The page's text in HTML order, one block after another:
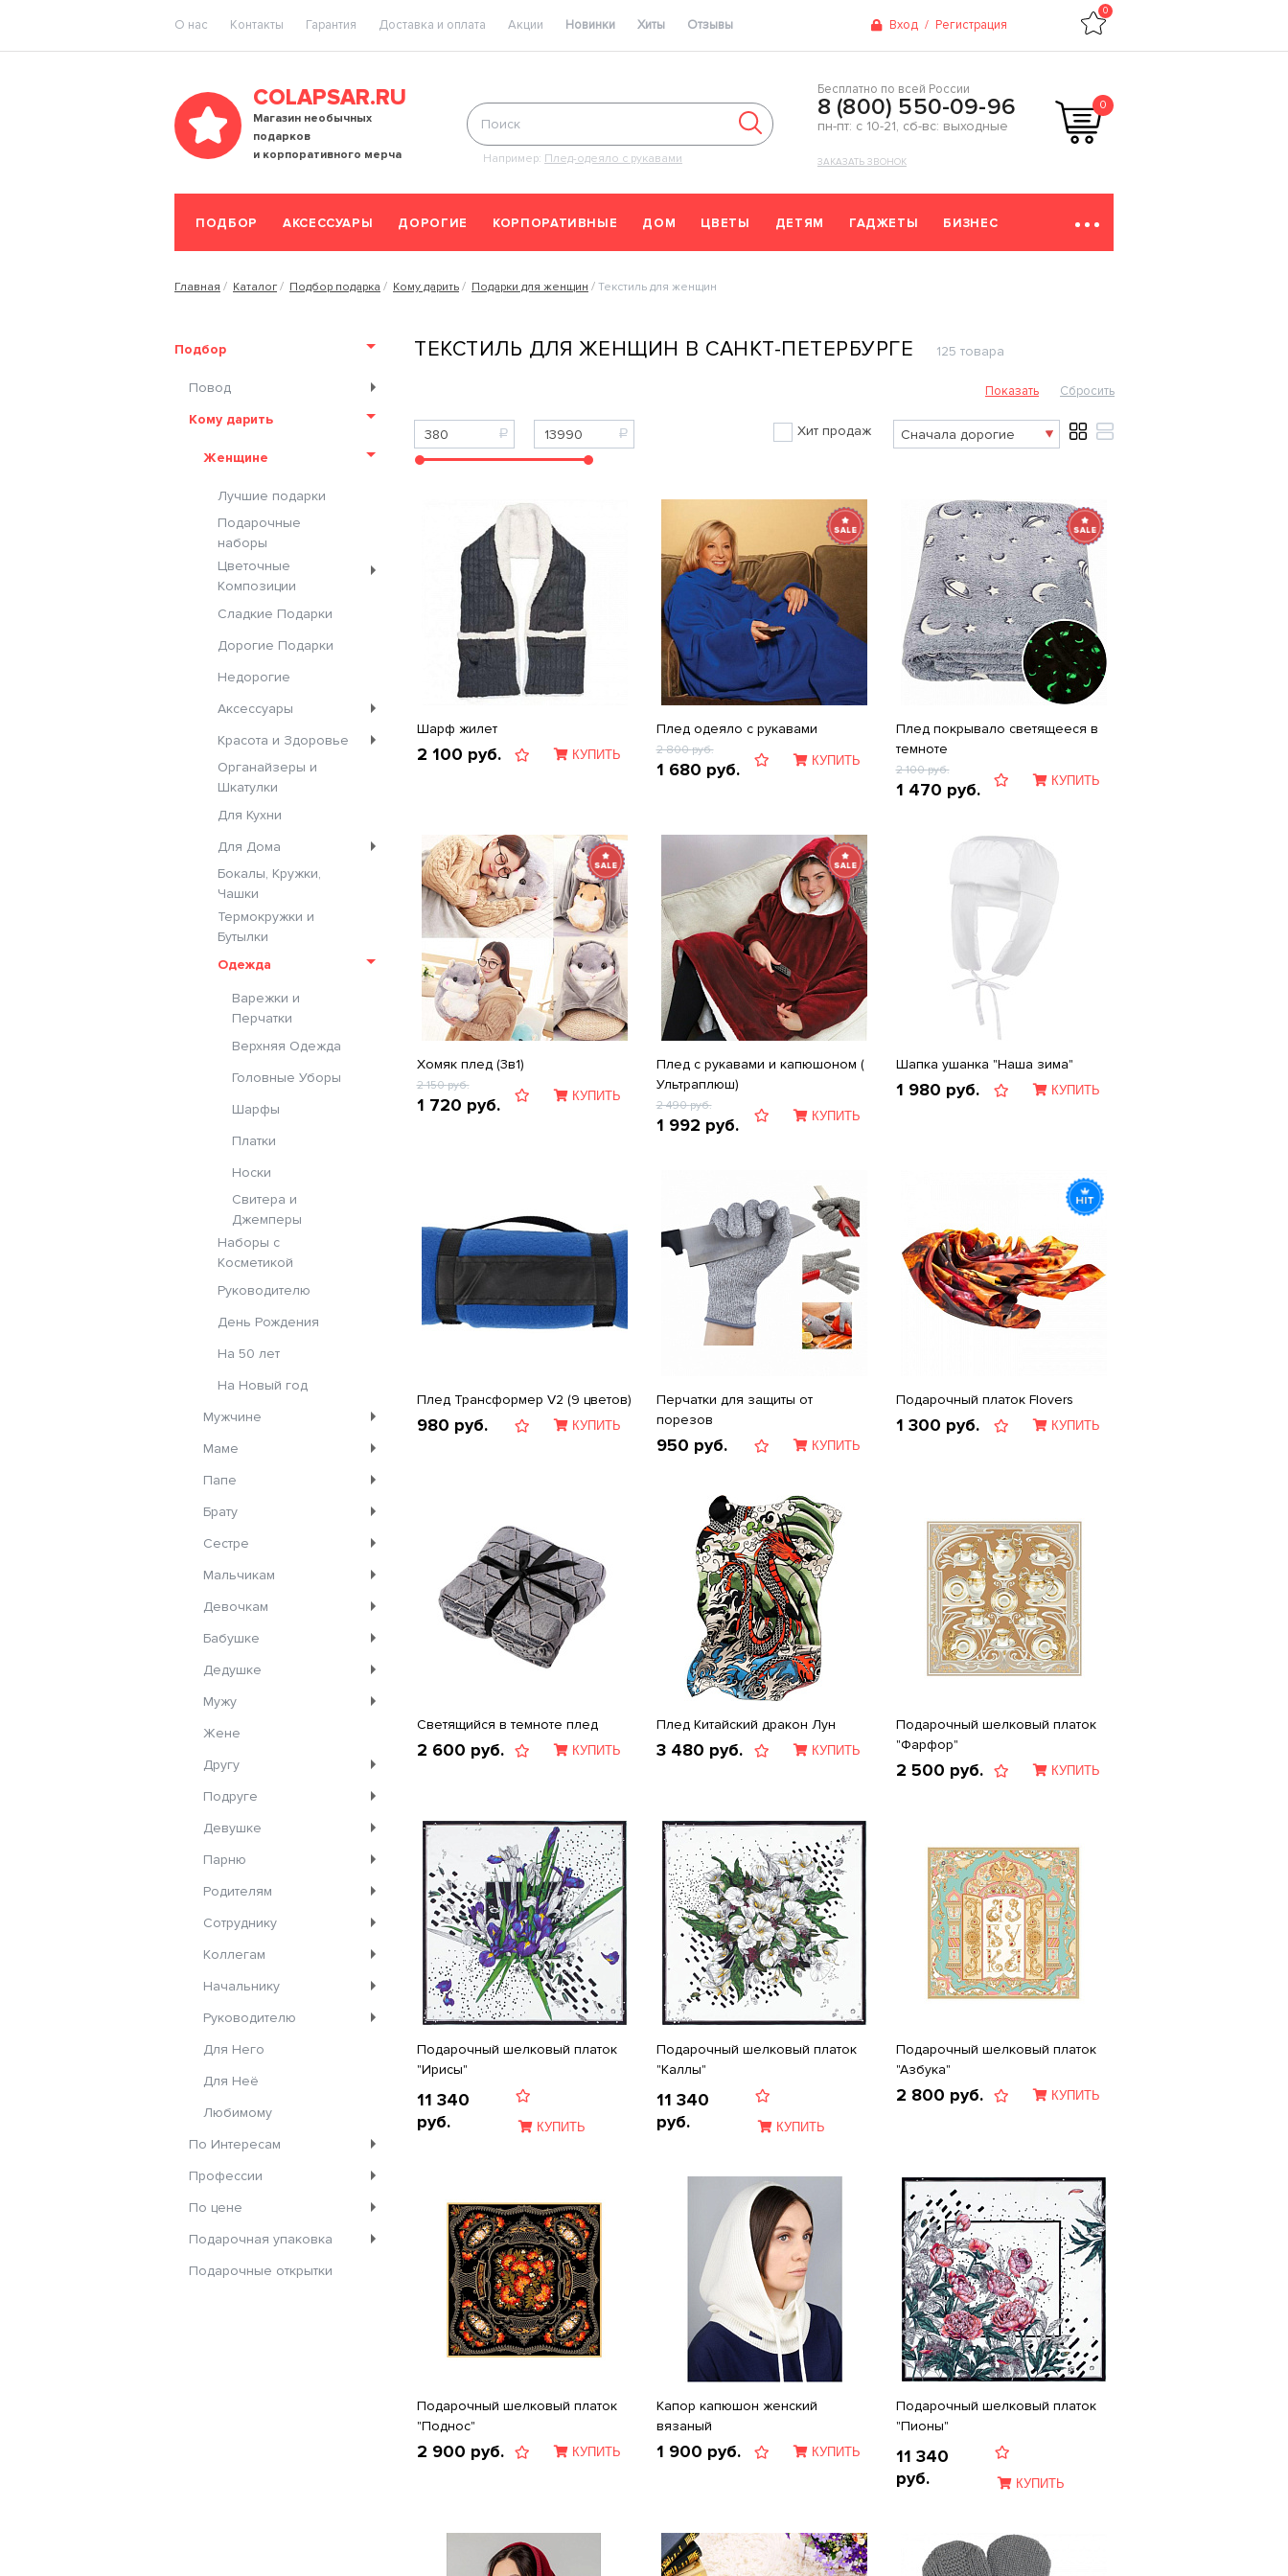
O нас Контакты Гарантия Доставка и оплата Акции Новинки Хиты Отзывы Вход / Регистрация
0
COLAPSAR.RU
Магазин необычных
подарков
и корпоративного мерча
Например: Плед-одеяло с рукавами
Бесплатно по всей России
8 (800) 550-09-96
пн-пт: с 10-21, сб-вс: выходные
ЗАКАЗАТЬ ЗВОНОК
0
ПОДБОР АКСЕССУАРЫ ДОРОГИЕ КОРПОРАТИВНЫЕ ДОМ ЦВЕТЫ ДЕТЯМ ГАДЖЕТЫ БИЗНЕС
Главная Каталог Подбор подарка Кому дарить Подарки для женщин Текстиль для женщин
Подбор
Повод
Кому дарить
Женщине
Лучшие подарки
Подарочные
наборы
Цветочные
Композиции
Сладкие Подарки
Дорогие Подарки
Недорогие
Аксессуары
Красота и Здоровье
Органайзеры и
Шкатулки
Для Кухни
Для Дома
Бокалы, Кружки,
Чашки
Термокружки и
Бутылки
Одежда
Варежки и
Перчатки
Верхняя Одежда
Головные Уборы
Шарфы
Платки
Носки
Свитера и
Джемперы
Наборы с
Косметикой
Руководителю
День Рождения
На 50 лет
На Новый год
Мужчине
Маме
Папе
Брату
Сестре
Мальчикам
Девочкам
Бабушке
Дедушке
Мужу
Жене
Другу
Подруге
Девушке
Парню
Родителям
Сотруднику
Коллегам
Начальнику
Руководителю
Для Него
Для Неё
Любимому
По Интересам
Профессии
По цене
Подарочная упаковка
Подарочные открытки
ТЕКСТИЛЬ ДЛЯ ЖЕНЩИН В САНКТ-ПЕТЕРБУРГЕ 125 товара
Хит продаж
Шарф жилет
2 100 руб. КУПИТЬ
Плед одеяло с рукавами
2 800руб.
1 680 руб. КУПИТЬ
Плед покрывало светящееся в
темноте
2 100руб.
1 470 руб. КУПИТЬ
Хомяк плед (3в1)
2 150руб.
1 720 руб. КУПИТЬ
Плед с рукавами и капюшоном (
Ультраплюш)
2 490руб.
1 992 руб. КУПИТЬ
Шапка ушанка "Наша зима"
1 980 руб. КУПИТЬ
Плед Трансформер V2 (9 цветов)
980 руб. КУПИТЬ
Перчатки для защиты от
порезов
950 руб. КУПИТЬ
Подарочный платок Flovers
1 300 руб. КУПИТЬ
Светящийся в темноте плед
2 600 руб. КУПИТЬ
Плед Китайский дракон Лун
3 480 руб. КУПИТЬ
Подарочный шелковый платок
"Фарфор"
2 500 руб. КУПИТЬ
Подарочный шелковый платок
"Ирисы"
11 340
руб.
КУПИТЬ
Подарочный шелковый платок
"Каллы"
11 340
руб.
КУПИТЬ
Подарочный шелковый платок
"Азбука"
2 800 руб. КУПИТЬ
Подарочный шелковый платок
"Поднос"
2 900 руб. КУПИТЬ
Капор капюшон женский
вязаный
1 900 руб. КУПИТЬ
Подарочный шелковый платок
"Пионы"
11 340
руб.
КУПИТЬ